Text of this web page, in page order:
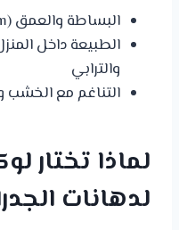
البساطة والعمق (Minimalism)
الطبيعة داخل
والترابي
التناغم مع الخشب
لماذا تختار
لدهانات